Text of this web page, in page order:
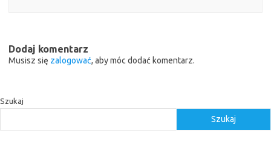
Dodaj komentarz
Musisz się zalogować, aby móc dodać komentarz.
Szukaj
Szukaj